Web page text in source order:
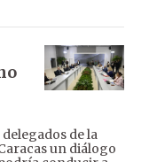
delegados de la
un diálogo